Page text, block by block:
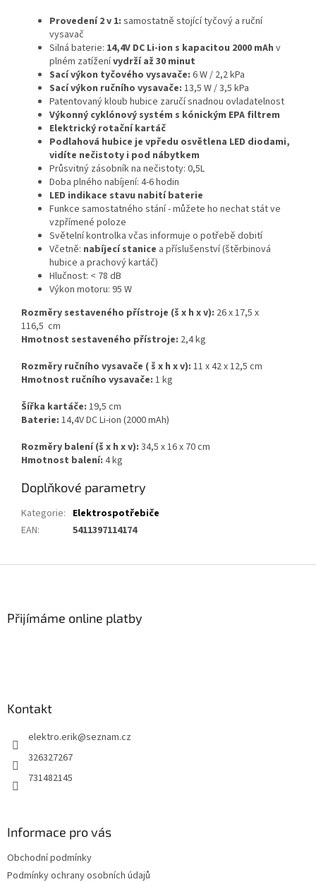
Provedení 2 v 1: samostatně stojící tyčový a ruční
vysavač
Silná baterie: 14,4V DC Li-ion s kapacitou 2000 mAh v
plném zatíženívydrží až 30 minut
Sací výkon tyčového vysavače: 6 W / 2,2 kPa
Sací výkon ručního vysavače: 13,5 W / 3,5 kPa
Patentovaný kloub hubice zaručí snadnou ovladatelnost
Výkonný cyklónový systém s kónickým EPA filtrem
Elektrický rotační kartáč
Podlahová hubice je vpředu osvětlena LED diodami,
vidíte nečistoty i pod nábytkem
Průsvitný zásobník na nečistoty: 0,5L
Doba plného nabíjení: 4-6 hodin
LED indikace stavu nabití baterie
Funkce samostatného stání - můžete ho nechat stát ve
vzpřímené poloze
Světelní kontrolka včas informuje o potřebě dobití
Včetně: nabíjecí stanice a příslušenství (štěrbinová
hubice a prachový kartáč)
Hlučnost: < 78 dB
Výkon motoru: 95 W
Rozměry sestaveného přístroje (š x h x v): 26 x 17,5 x
116,5 cm
Hmotnost sestaveného přístroje: 2,4 kg
Rozměry ručního vysavače ( š x h x v): 11 x 42 x 12,5 cm
Hmotnost ručního vysavače: 1 kg
Šířka kartáče: 19,5 cm
Baterie: 14,4V DC Li-ion (2000 mAh)
Rozměry balení (š x h x v): 34,5 x 16 x 70 cm
Hmotnost balení: 4 kg
Doplňkové parametry
Kategorie: Elektrospotřebiče
EAN: 5411397114174
Přijímáme online platby
Kontakt
elektro.erik@seznam.cz
326327267
731482145
Informace pro vás
Obchodní podmínky
Podmínky ochrany osobních údajů